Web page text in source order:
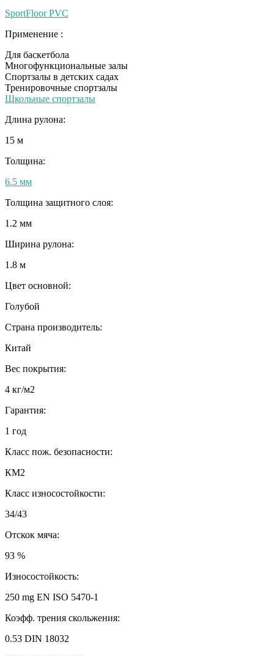
SportFloor PVC
Применение :
Для баскетбола
Многофункциональные залы
Спортзалы в детских садах
Тренировочные спортзалы
Школьные спортзалы
Длина рулона:
15 м
Толщина:
6.5 мм
Толщина защитного слоя:
1.2 мм
Ширина рулона:
1.8 м
Цвет основной:
Голубой
Страна производитель:
Китай
Вес покрытия:
4 кг/м2
Гарантия:
1 год
Класс пож. безопасности:
КМ2
Класс износостойкости:
34/43
Отскок мяча:
93 %
Износостойкость:
250 mg EN ISO 5470-1
Коэфф. трения скольжения:
0.53 DIN 18032